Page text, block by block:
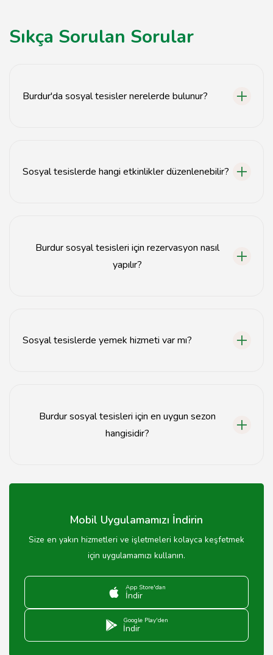
Sıkça Sorulan Sorular
Burdur'da sosyal tesisler nerelerde bulunur?
Sosyal tesislerde hangi etkinlikler düzenlenebilir?
Burdur sosyal tesisleri için rezervasyon nasıl
yapılır?
Sosyal tesislerde yemek hizmeti var mı?
Burdur sosyal tesisleri için en uygun sezon
hangisidir?
bahar ve yaz aylarıdır.
Mobil Uygulamamızı İndirin
Size en yakın hizmetleri ve işletmeleri kolayca keşfetmek
için uygulamamızı kullanın.
App Store'dan
İndir
Google Play'den
İndir